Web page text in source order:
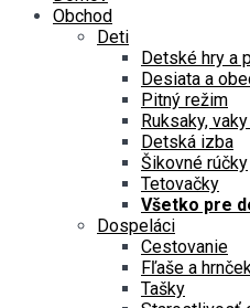
Obchod
Deti
Detské hry a
Desiata a
Pitný režim
Ruksaky,
Detská izba
Šikovné rúčky
Tetovačky
Všetko pre
Dospeláci
Cestovanie
Fľaše a
Tašky